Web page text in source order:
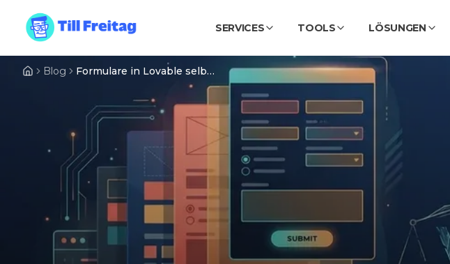
SERVICES TOOLS LÖSUNGEN
Blog Formulare in Lovable selber bauen: React Hook Form, zod & Lovable Cloud Schritt für Schritt